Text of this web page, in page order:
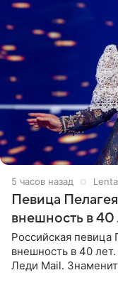
5 часов назад
Певица
внешность в 40
Российская
внешность в 40
Леди Mail.